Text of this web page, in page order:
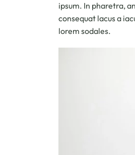
ipsum. In pharetra,
consequat lacus a
lorem sodales.